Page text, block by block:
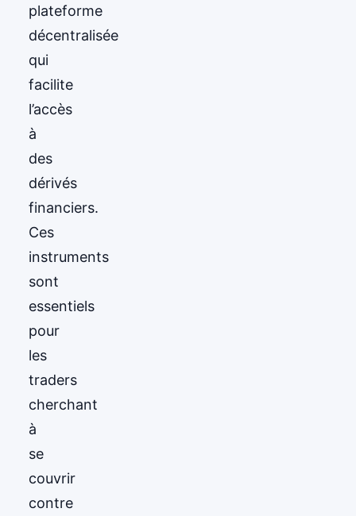
plateforme
décentralisée
qui
facilite
l’accès
à
des
dérivés
financiers.
Ces
instruments
sont
essentiels
pour
les
traders
cherchant
à
se
couvrir
contre